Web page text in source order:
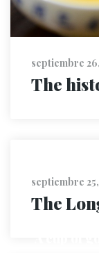
septiembre
The
septiembre
The